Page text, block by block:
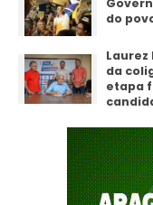
do
da
etapa